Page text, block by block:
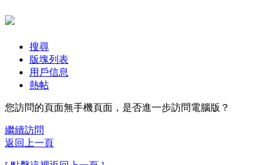
搜尋
版塊列表
用戶信息
熱帖
您訪問的頁面無手機頁面，是否進一步訪問電腦版？
繼續訪問
返回上一頁